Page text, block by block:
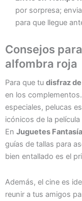
por sorpresa;
para que llegue
Consejos
alfombra roja
Para que tu disfraz
en los
especiales, pelucas
icónicos de la
En Juguetes Fantasía
guías de tallas para
bien entallado es el
Además, el cine es
reunir a tus amigos